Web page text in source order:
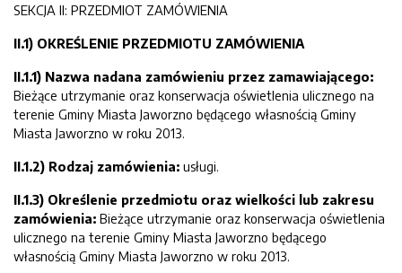
SEKCJA II: PRZEDMIOT ZAMÓWIENIA
II.1) OKREŚLENIE PRZEDMIOTU ZAMÓWIENIA
II.1.1) Nazwa nadana zamówieniu przez zamawiającego:
Bieżące utrzymanie oraz konserwacja oświetlenia ulicznego na
terenie Gminy Miasta Jaworzno będącego własnością Gminy
Miasta Jaworzno w roku 2013.
II.1.2) Rodzaj zamówienia: usługi.
II.1.3) Określenie przedmiotu oraz wielkości lub zakresu
zamówienia: Bieżące utrzymanie oraz konserwacja oświetlenia
ulicznego na terenie Gminy Miasta Jaworzno będącego
własnością Gminy Miasta Jaworzno w roku 2013.